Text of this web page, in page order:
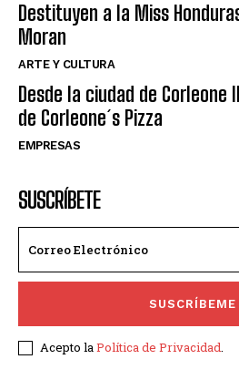
Destituyen a la Miss
Moran
ARTE Y CULTURA
Desde la ciudad de Corleone
de Corleone´s Pizza
EMPRESAS
SUSCRÍBETE
SUSCRÍBEME
Acepto laPolítica de Privacidad.